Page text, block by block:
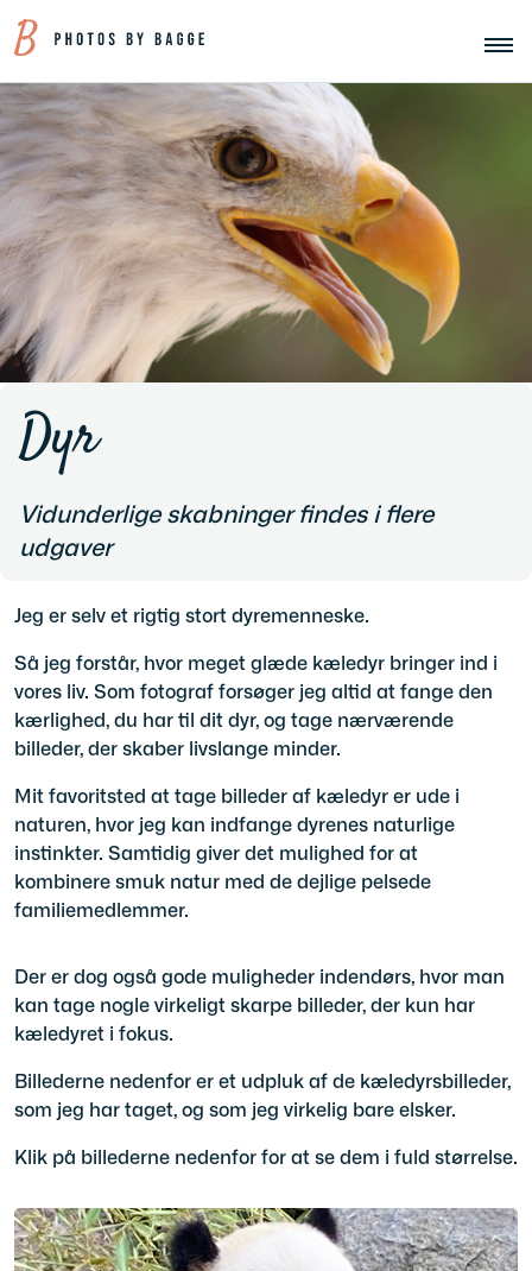
Dyr
Vidunderlige skabninger findes i flere
udgaver
Jeg er selv et rigtig stort dyremenneske.
Så jeg forstår, hvor meget glæde kæledyr bringer ind i
vores liv. Som fotograf forsøger jeg altid at fange den
kærlighed, du har til dit dyr, og tage nærværende
billeder, der skaber livslange minder.
Mit favoritsted at tage billeder af kæledyr er ude i
naturen, hvor jeg kan indfange dyrenes naturlige
instinkter. Samtidig giver det mulighed for at
kombinere smuk natur med de dejlige pelsede
familiemedlemmer.
Der er dog også gode muligheder indendørs, hvor man
kan tage nogle virkeligt skarpe billeder, der kun har
kæledyret i fokus.
Billederne nedenfor er et udpluk af de kæledyrsbilleder,
som jeg har taget, og som jeg virkelig bare elsker.
Klik på billederne nedenfor for at se dem i fuld størrelse.